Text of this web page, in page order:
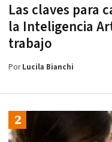
Las claves para
la Inteligencia
trabajo
PorLucila Bianchi